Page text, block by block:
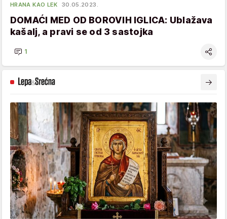
HRANA KAO LEK 30.05.2023.
DOMAĆI MED OD BOROVIH IGLICA: Ublažava
kašalj, a pravi se od 3 sastojka
1